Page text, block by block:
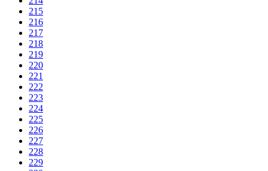
215
216
217
218
219
220
221
222
223
224
225
226
227
228
229